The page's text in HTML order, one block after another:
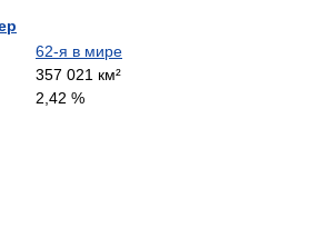
62-я в мире
357 021 км²
2,42 %